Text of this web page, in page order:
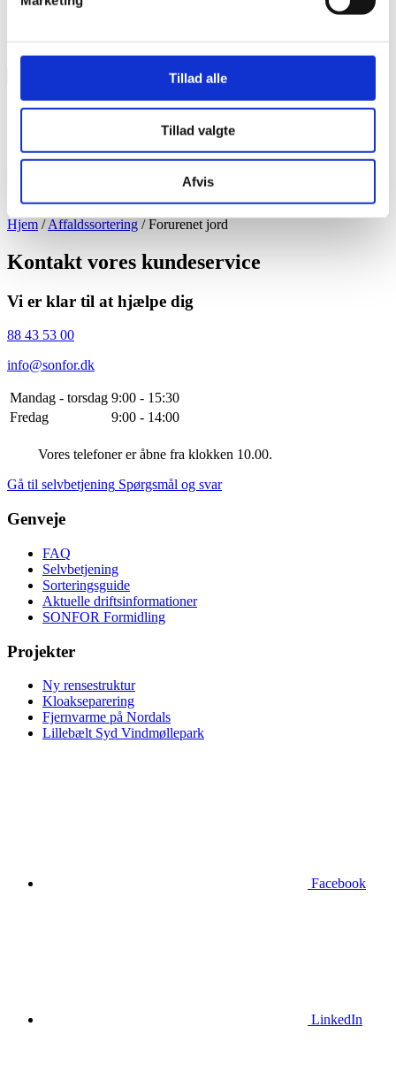
Tillad alle
Tillad valgte
Afvis
hjemmesiden
Søg
Selvbetjening
Forurenet jord
Hjem /Affaldssortering /Forurenet jord
Kontakt vores kundeservice
Vi er klar til at hjælpe dig
88 43 53 00
info@sonfor.dk
Mandag - torsdag 9:00 - 15:30
Fredag
9:00 - 14:00
Vores telefoner er åbne fra klokken 10.00.
Gå til selvbetjening Spørgsmål og svar
Genveje
FAQ
Selvbetjening
Sorteringsguide
Aktuelle driftsinformationer
SONFOR Formidling
Projekter
Ny rensestruktur
Kloakseparering
Fjernvarme på Nordals
Lillebælt Syd Vindmøllepark
Facebook
LinkedIn